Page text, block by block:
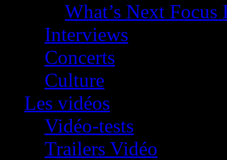
What’s Next
Interviews
Concerts
Culture
Les vidéos
Vidéo-tests
Trailers Vidéo